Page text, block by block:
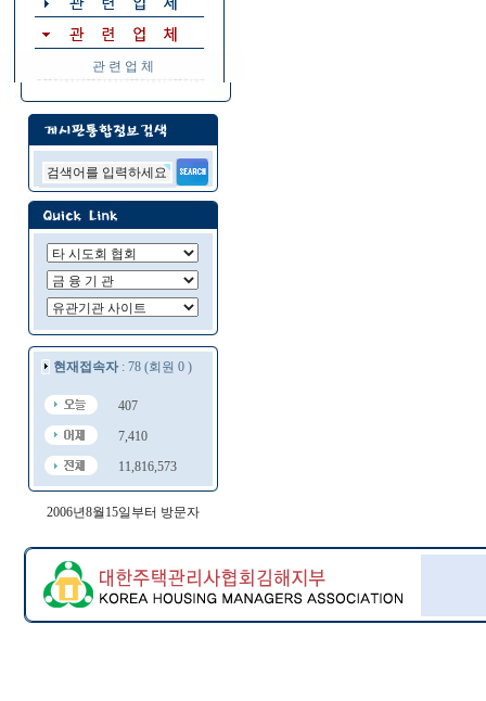
관 련 업 체
현재접속자: 78 (회원 0 )
407
7,410
11,816,573
2006년8월15일부터 방문자